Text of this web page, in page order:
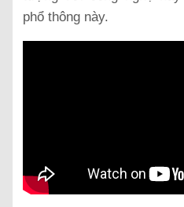
phổ thông này.